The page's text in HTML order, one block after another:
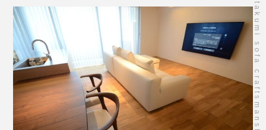
takumi sofa craftsmanship